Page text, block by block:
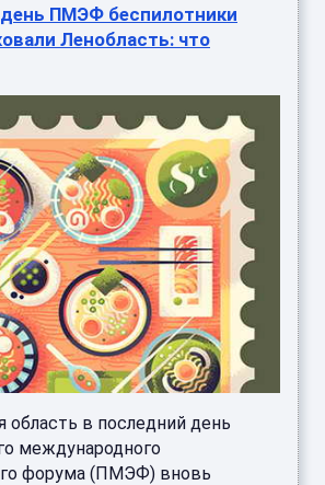
ПМЭФ беспилотники
Ленобласть: что
область в последний день
международного
форума (ПМЭФ) вновь